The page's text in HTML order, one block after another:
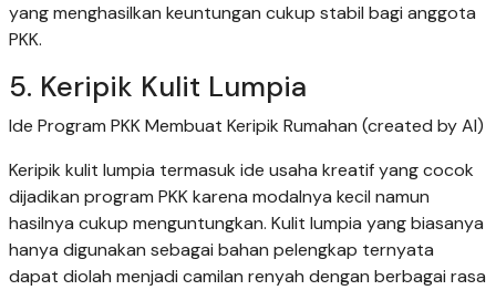
yang menghasilkan keuntungan cukup stabil bagi anggota
PKK.
5. Keripik Kulit Lumpia
Ide Program PKK Membuat Keripik Rumahan (created by AI)
Keripik kulit lumpia termasuk ide usaha kreatif yang cocok
dijadikan program PKK karena modalnya kecil namun
hasilnya cukup menguntungkan. Kulit lumpia yang biasanya
hanya digunakan sebagai bahan pelengkap ternyata
dapat diolah menjadi camilan renyah dengan berbagai rasa